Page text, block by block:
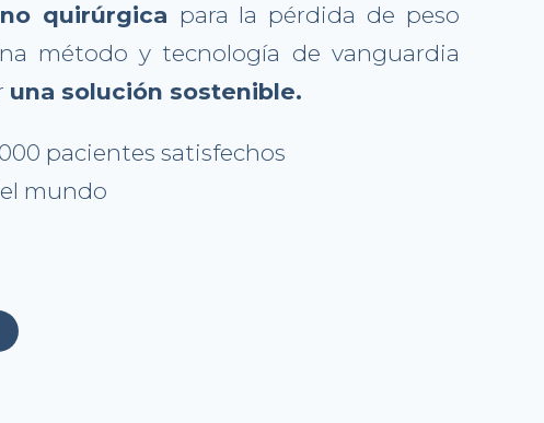
no quirúrgica para la pérdida de peso
método y tecnología de vanguardia
una solución sostenible.
pacientes satisfechos
mundo